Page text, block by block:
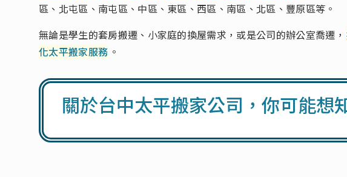
區、北屯區、南屯區、中區、東區、西區、南區、北區、豐原區等。
無論是學生的套房搬遷、小家庭的換屋需求，或是公司的辦公室喬遷，
化太平搬家服務 。
關於台中太平搬家公司，你可能想